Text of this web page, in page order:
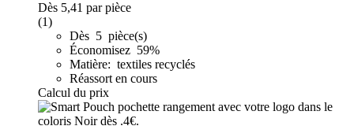
Dès 5,41 par pièce
(1)
Dès 5 pièce(s)
Économisez 59%
Matière: textiles recyclés
Réassort en cours
Calcul du prix